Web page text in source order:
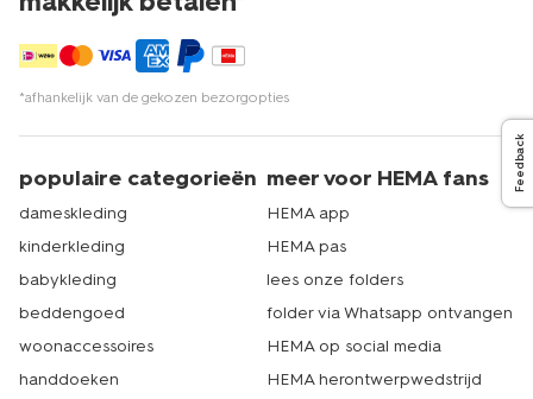
Feedback
heeft meer dan 500 winkels in Nederland. Er zit dus vast
ook eentje bij jou in de buurt. Bovendien vind je daar
nog veel meer voor een comfortabele winter. Denk aan
winterdekbed.
*afhankelijk van de gekozen bezorgopties
populaire categorieën
dameskleding
kinderkleding
babykleding
beddengoed
woonaccessoires
handdoeken
meer voor HEMA fans
HEMA app
HEMA pas
lees onze folders
folder via Whatsapp ontvangen
HEMA op social media
HEMA herontwerpwedstrijd